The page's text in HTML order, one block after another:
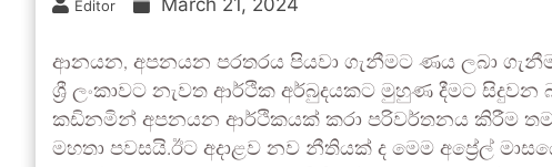
Editor March 21, 2024
ආනයන, අපනයන පරතරය පියවා ගැනීමට ණය ලබා
ශ්‍රී ලංකාවට නැවත ආර්ථික අර්බුදයකට මුහුණ දීමට
කඩිනමින් අපනයන ආර්ථිකයක් කරා පරිවර්තනය කිරීම තම
මහතා පවසයි.ඊට අදාළව නව නීතියක් ද මෙම අප්‍රේල්